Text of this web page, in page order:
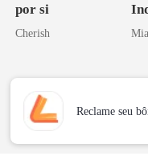
por si
Cherish
Reclame seu